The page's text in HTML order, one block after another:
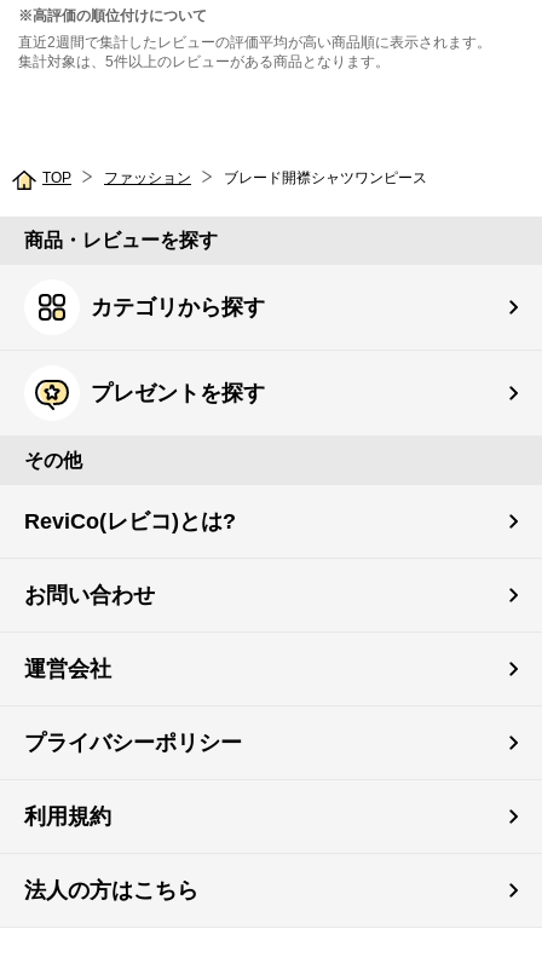
※高評価の順位付けについて
直近2週間で集計したレビューの評価平均が高い商品順に表示されます。
集計対象は、5件以上のレビューがある商品となります。
TOP ファッション ブレード開襟シャツワンピース
商品・レビューを探す
カテゴリから探す
プレゼントを探す
その他
ReviCo(レビコ)とは?
お問い合わせ
運営会社
プライバシーポリシー
利用規約
法人の方はこちら